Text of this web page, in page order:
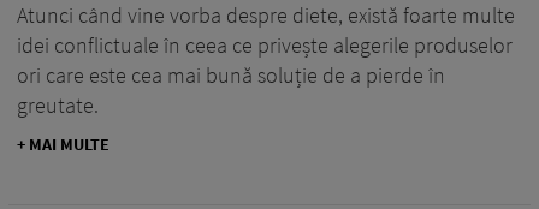
Atunci când vine vorba despre diete, există foarte multe
idei conflictuale în ceea ce privește alegerile produselor
ori care este cea mai bună soluție de a pierde în
greutate.
+ MAI MULTE